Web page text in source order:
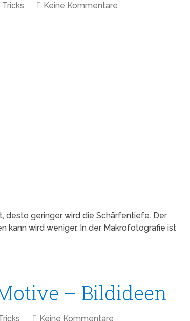
Keine Kommentare
desto geringer wird die Schärfentiefe. Der
kann wird weniger. In der Makrofotografie ist
– Bildideen
Keine Kommentare